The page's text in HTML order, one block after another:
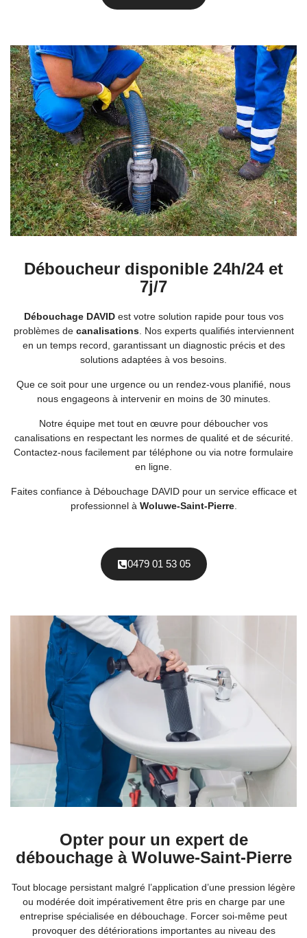
Déboucheur disponible 24h/24 et
7j/7
Débouchage DAVIDest votre solution rapide pour tous vos
problèmes de canalisations. Nos experts qualifiés interviennent
en un temps record, garantissant un diagnostic précis et des
solutions adaptées à vos besoins.
Que ce soit pour une urgence ou un rendez-vous planifié, nous
nous engageons à intervenir en moins de 30 minutes.
Notre équipe met tout en œuvre pour déboucher vos
canalisations en respectant les normes de qualité et de sécurité.
Contactez-nous facilement par téléphone ou via notre formulaire
en ligne.
Faites confiance à Débouchage DAVID pour un service efficace et
professionnel à Woluwe-Saint-Pierre.
0479 01 53 05
Opter pour un expert de
débouchage à Woluwe-Saint-Pierre
Tout blocage persistant malgré l’application d’une pression légère
ou modérée doit impérativement être pris en charge par une
entreprise spécialisée en débouchage. Forcer soi-même peut
provoquer des détériorations importantes au niveau des